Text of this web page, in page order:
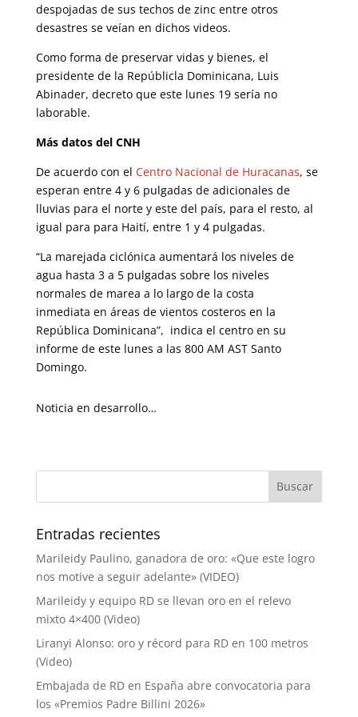
despojadas de sus techos de zinc entre otros
desastres se veían en dichos videos.
Como forma de preservar vidas y bienes, el
presidente de la Repúblicla Dominicana, Luis
Abinader, decreto que este lunes 19 sería no
laborable.
Más datos del CNH
De acuerdo con el Centro Nacional de Huracanas, se
esperan entre 4 y 6 pulgadas de adicionales de
lluvias para el norte y este del país, para el resto, al
igual para para Haití, entre 1 y 4 pulgadas.
“La marejada ciclónica aumentará los niveles de
agua hasta 3 a 5 pulgadas sobre los niveles
normales de marea a lo largo de la costa
inmediata en áreas de vientos costeros en la
República Dominicana”, indica el centro en su
informe de este lunes a las 800 AM AST Santo
Domingo.
Noticia en desarrollo…
Entradas recientes
Marileidy Paulino, ganadora de oro: «Que este logro
nos motive a seguir adelante» (VIDEO)
Marileidy y equipo RD se llevan oro en el relevo
mixto 4×400 (Video)
Liranyi Alonso: oro y récord para RD en 100 metros
(Video)
Embajada de RD en España abre convocatoria para
los «Premios Padre Billini 2026»